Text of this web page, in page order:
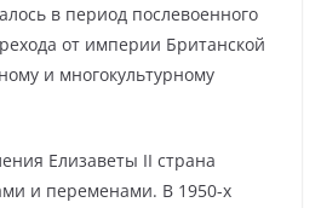
в период послевоенного
от империи Британской
и многокультурному
Елизаветы II страна
и переменами. В 1950-х